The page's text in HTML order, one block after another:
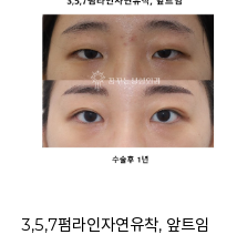
3,5,7펌라인자연유착, 앞트임